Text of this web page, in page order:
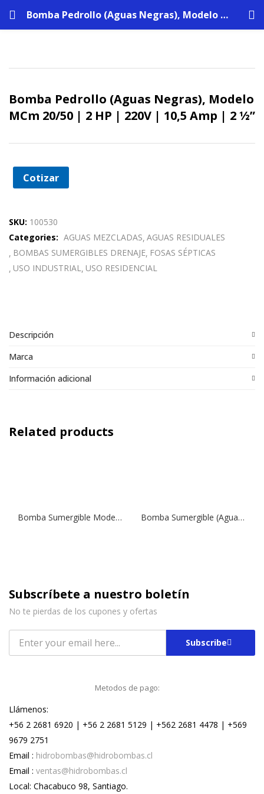
Bomba Pedrollo (Aguas Negras), Modelo MCm 20/50 | 2 HP | 220V | 10,5 Amp | 2 ½”
Bomba Pedrollo (Aguas Negras), Modelo
MCm 20/50 | 2 HP | 220V | 10,5 Amp | 2 ½”
Cotizar
SKU: 100530
Categories: AGUAS MEZCLADAS AGUAS RESIDUALES
BOMBAS SUMERGIBLES DRENAJE FOSAS SÉPTICAS
USO INDUSTRIAL USO RESIDENCIAL
Descripción
Marca
Información adicional
Related products
Bomba Sumergible Modelo Drain 100 | 1,0 HP | Drenaje Bomba Sumergible (Aguas Residuales) Modelo Vigila SS 1000 | 0,75 HP | Drenaje
Subscríbete a nuestro boletín
No te pierdas de los cupones y ofertas
Subscribe
Metodos de pago:
Llámenos:
+56 2 2681 6920 | +56 2 2681 5129 | +562 2681 4478 | +569
9679 2751
Email : hidrobombas@hidrobombas.cl
Email : ventas@hidrobombas.cl
Local: Chacabuco 98, Santiago.